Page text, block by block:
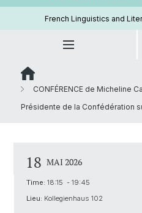
French Linguistics and
CONFÉRENCE de Micheline
Présidente de la Confédération
18 MAI 2026
Time: 18:15 - 19:45
Lieu: Kollegienhaus 102